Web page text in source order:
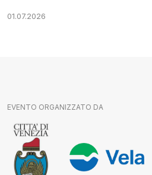
01.07.2026
EVENTO ORGANIZZATO DA